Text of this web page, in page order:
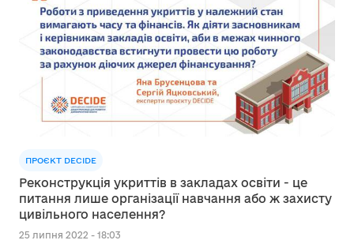
ПРОЄКТ DECIDE
Реконструкція укриттів в закладах освіти - це
питання лише організації навчання або ж захисту
цивільного населення?
25 липня 2022 - 18:03